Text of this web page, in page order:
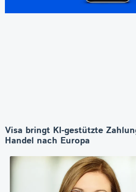
Visa bringt KI-gestützte
Handel nach Europa